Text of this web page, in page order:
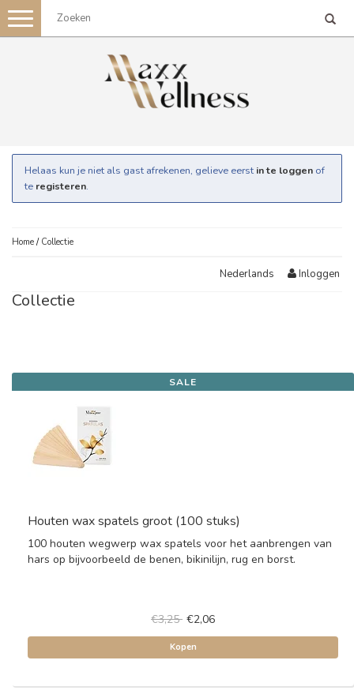
Toggle
navigation
Helaas kun je niet als gast afrekenen, gelieve eerst in te loggen of
te registeren.
Home / Collectie
Nederlands Inloggen
Collectie
SALE
Houten wax spatels groot (100 stuks)
100 houten wegwerp wax spatels voor het aanbrengen van
hars op bijvoorbeeld de benen, bikinilijn, rug en borst.
€3,25 €2,06
Kopen